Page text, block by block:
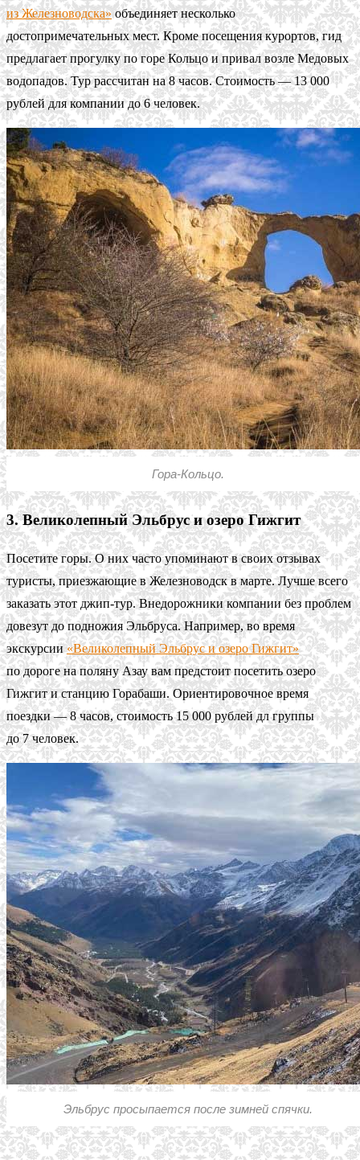
из Железноводска» объединяет несколько
достопримечательных мест. Кроме посещения курортов, гид
предлагает прогулку по горе Кольцо и привал возле Медовых
водопадов. Тур рассчитан на 8 часов. Стоимость — 13 000
рублей для компании до 6 человек.
Гора-Кольцо.
3. Великолепный Эльбрус и озеро Гижгит
Посетите горы. О них часто упоминают в своих отзывах
туристы, приезжающие в Железноводск в марте. Лучше всего
заказать этот джип-тур. Внедорожники компании без проблем
довезут до подножия Эльбруса. Например, во время
экскурсии«Великолепный Эльбрус и озеро Гижгит»
по дороге на поляну Азау вам предстоит посетить озеро
Гижгит и станцию Горабаши. Ориентировочное время
поездки — 8 часов, стоимость 15 000 рублей дл группы
до 7 человек.
Эльбрус просыпается после зимней спячки.